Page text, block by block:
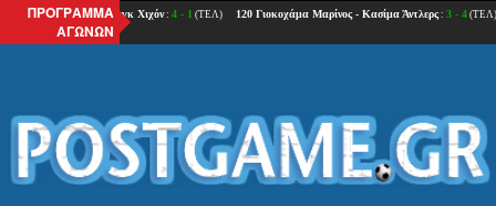
ΠΡΟΓΡΑΜΜΑ
ΑΓΩΝΩΝ